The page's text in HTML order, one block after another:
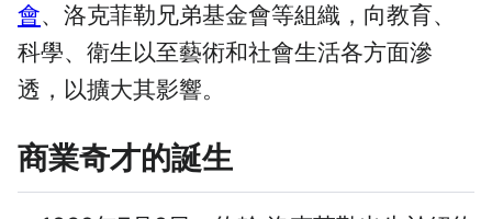
會、洛克菲勒兄弟基金會等組織，向教育、
科學、衛生以至藝術和社會生活各方面滲
透，以擴大其影響。
商業奇才的誕生